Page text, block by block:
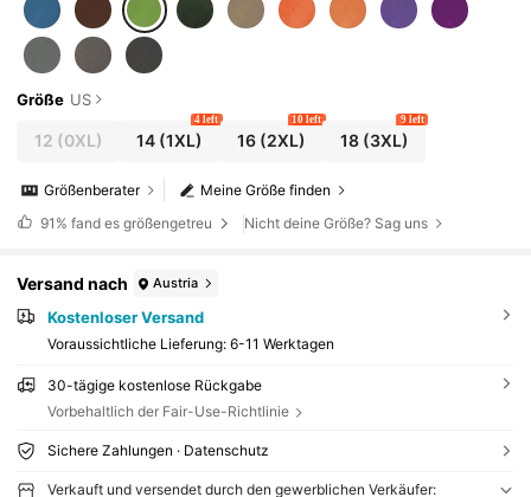
Größe US
12 (0XL) 14 (1XL)
4 left
16(2XL)
10 left
18(3XL)
9 left
Meine Größe finden
Größenberater
91% fand es größengetreu Nicht deine Größe? Sag uns
Versand nach Austria
Kostenloser Versand
Voraussichtliche Lieferung: 6-11 Werktagen
30-tägige kostenlose Rückgabe
Vorbehaltlich der Fair-Use-Richtlinie
Sichere Zahlungen · Datenschutz
Verkauft und versendet durch den gewerblichen Verkäufer: